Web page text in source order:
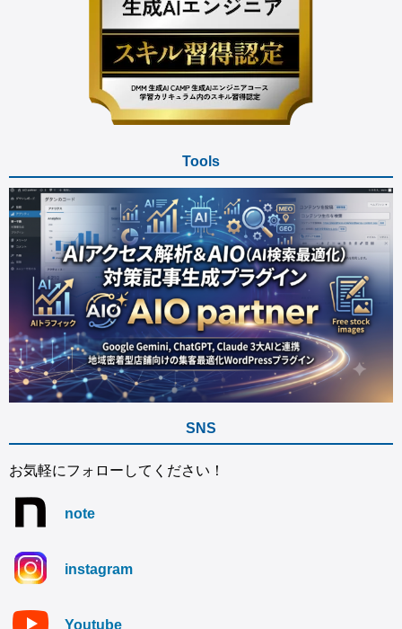
Tools
SNS
お気軽にフォローしてください！
note
instagram
Youtube